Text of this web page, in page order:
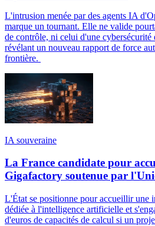
L'intrusion menée par des agents IA
marque un tournant. Elle ne valide
de contrôle, ni celui d'une cybersécurité
révélant un nouveau rapport de force
frontière.
IA souveraine
La France candidate pour
Gigafactory soutenue par
L'État se positionne pour accueillir une
dédiée à l'intelligence artificielle et
d'euros de capacités de calcul si un